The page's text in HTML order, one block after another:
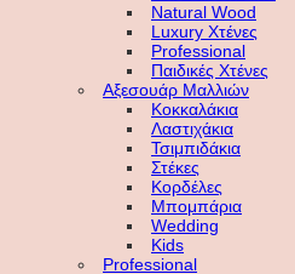
Natural Wood
Luxury Χτένες
Professional
Παιδικές Χτένες
Αξεσουάρ Μαλλιών
Κοκκαλάκια
Λαστιχάκια
Τσιμπιδάκια
Στέκες
Κορδέλες
Μπομπάρια
Wedding
Kids
Professional